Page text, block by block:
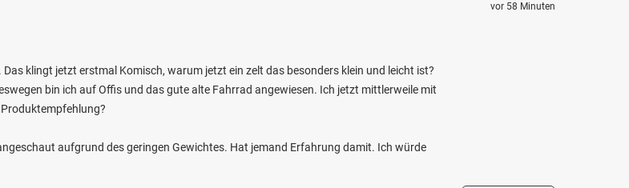
klingt jetzt erstmal Komisch, warum jetzt ein zelt das besonders klein und leicht ist?
bin ich auf Offis und das gute alte Fahrrad angewiesen. Ich jetzt mittlerweile mit
aufgrund des geringen Gewichtes. Hat jemand Erfahrung damit. Ich würde
vor 58 Minuten